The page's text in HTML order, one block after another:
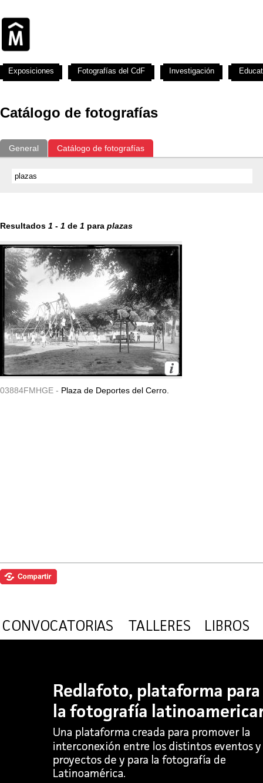
Catálogo de fotografías
General Catálogo de fotografías
Resultados 1 - 1 de 1 para plazas
03884FMHGE - Plaza de Deportes del Cerro.
Exposiciones Fotografías del CdF Investigación